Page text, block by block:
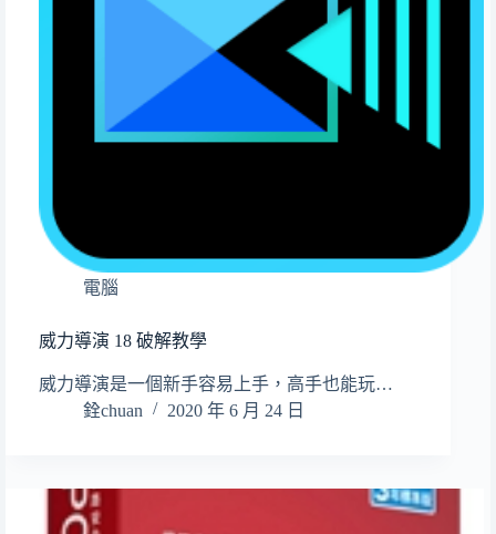
電腦
威力導演 18 破解教學
威力導演是一個新手容易上手，高手也能玩…
銓chuan
2020 年 6 月 24 日